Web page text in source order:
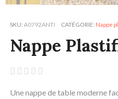
SKU A0792ANTI CATÉGORIE Nappe
Nappe
    
Une nappe de table moderne